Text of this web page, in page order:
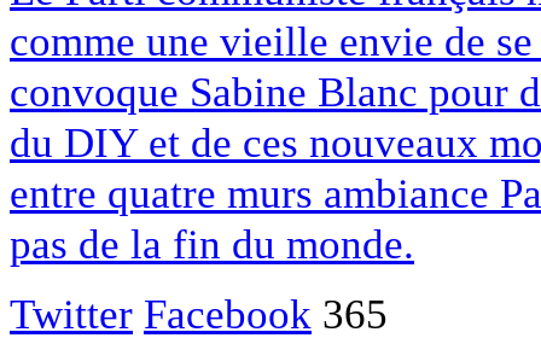
comme une vieille envie de
convoque Sabine Blanc pour
du DIY et de ces nouveaux
entre quatre murs ambiance
pas de la fin du monde.
Twitter Facebook 365